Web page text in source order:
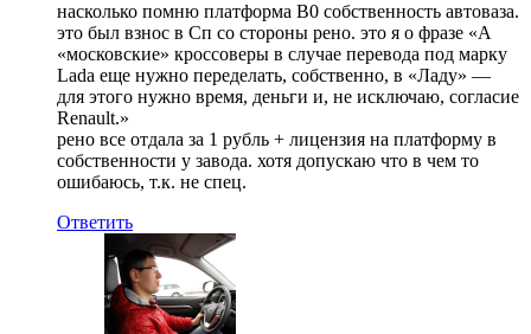
насколько помню платформа В0 собственность автоваза.
это был взнос в Сп со стороны рено. это я о фразе «А
«московские» кроссоверы в случае перевода под марку
Lada еще нужно переделать, собственно, в «Ладу» —
для этого нужно время, деньги и, не исключаю, согласие
Renault.»
рено все отдала за 1 рубль + лицензия на платформу в
собственности у завода. хотя допускаю что в чем то
ошибаюсь, т.к. не спец.
Ответить